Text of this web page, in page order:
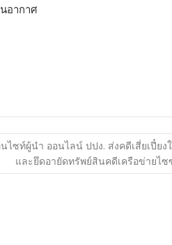
อากาศ
ไซท์ผู้นำ ออนไลน์ ปปง. ส่งคดีเสี่ยเปี๋ยง
และยึดอายัดทรัพย์สินคดีเครือข่ายไซ